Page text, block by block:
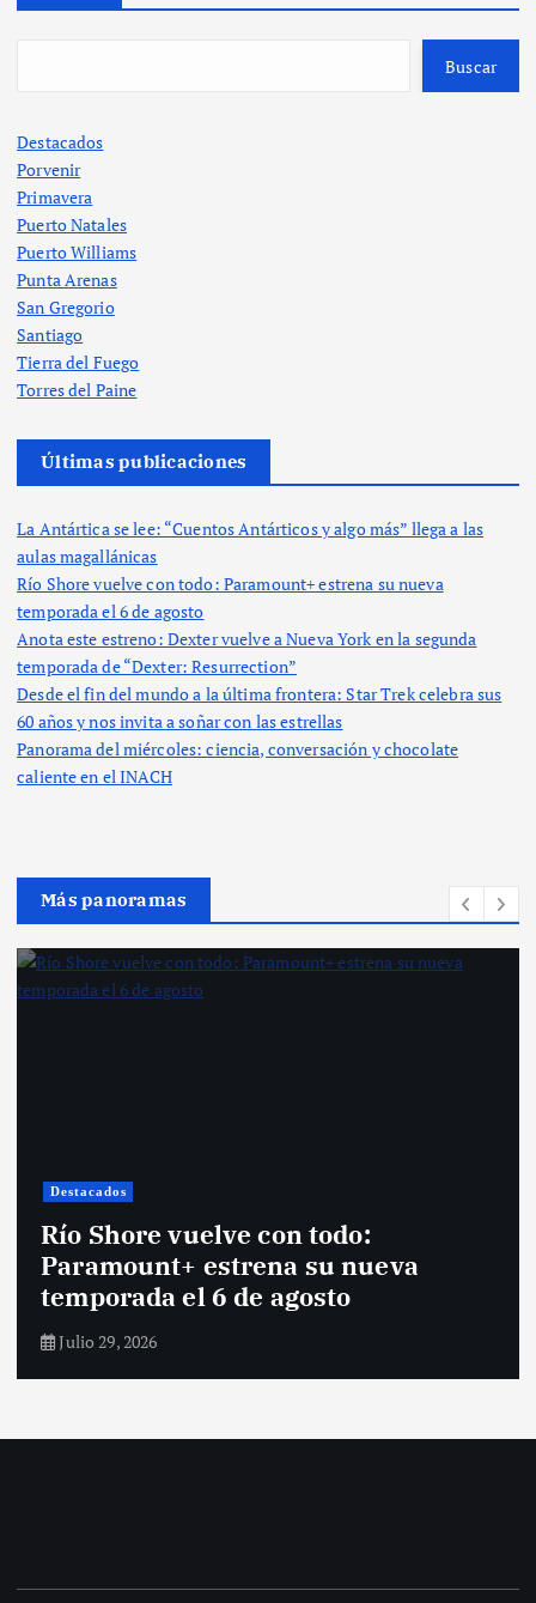
Buscar
Destacados
Porvenir
Primavera
Puerto Natales
Puerto Williams
Punta Arenas
San Gregorio
Santiago
Tierra del Fuego
Torres del Paine
Últimas publicaciones
La Antártica se lee: “Cuentos Antárticos y algo más” llega a las
aulas magallánicas
Río Shore vuelve con todo: Paramount+ estrena su nueva
temporada el 6 de agosto
Anota este estreno: Dexter vuelve a Nueva York en la segunda
temporada de “Dexter: Resurrection”
Desde el fin del mundo a la última frontera: Star Trek celebra sus
60 años y nos invita a soñar con las estrellas
Panorama del miércoles: ciencia, conversación y chocolate
caliente en el INACH
Más panoramas
Destacados
Río Shore vuelve con todo:
Paramount+ estrena su nueva
temporada el 6 de agosto
Julio 29, 2026